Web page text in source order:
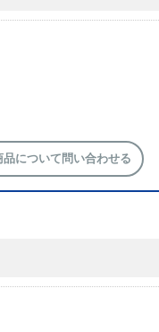
品について問い合わせる